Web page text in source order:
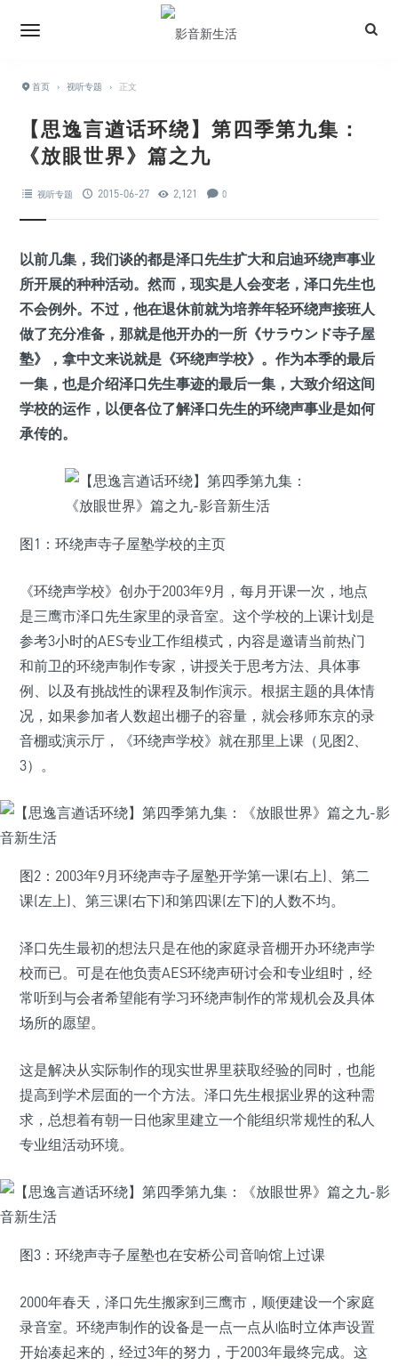
首页 › 视听专题 › 正文
【思逸言遒话环绕】第四季第九集：
《放眼世界》篇之九
视听专题 2015-06-27 2,121 0
以前几集，我们谈的都是泽口先生扩大和启迪环绕声事业
所开展的种种活动。然而，现实是人会变老，泽口先生也
不会例外。不过，他在退休前就为培养年轻环绕声接班人
做了充分准备，那就是他开办的一所《サラウンド寺子屋
塾》，拿中文来说就是《环绕声学校》。作为本季的最后
一集，也是介绍泽口先生事迹的最后一集，大致介绍这间
学校的运作，以便各位了解泽口先生的环绕声事业是如何
承传的。
图1：环绕声寺子屋塾学校的主页
《环绕声学校》创办于2003年9月，每月开课一次，地点
是三鹰市泽口先生家里的录音室。这个学校的上课计划是
参考3小时的AES专业工作组模式，内容是邀请当前热门
和前卫的环绕声制作专家，讲授关于思考方法、具体事
例、以及有挑战性的课程及制作演示。根据主题的具体情
况，如果参加者人数超出棚子的容量，就会移师东京的录
音棚或演示厅，《环绕声学校》就在那里上课（见图2、
3）。
图2：2003年9月环绕声寺子屋塾开学第一课(右上)、第二
课(左上)、第三课(右下)和第四课(左下)的人数不均。
泽口先生最初的想法只是在他的家庭录音棚开办环绕声学
校而已。可是在他负责AES环绕声研讨会和专业组时，经
常听到与会者希望能有学习环绕声制作的常规机会及具体
场所的愿望。
这是解决从实际制作的现实世界里获取经验的同时，也能
提高到学术层面的一个方法。泽口先生根据业界的这种需
求，总想着有朝一日他家里建立一个能组织常规性的私人
专业组活动环境。
图3：环绕声寺子屋塾也在安桥公司音响馆上过课
2000年春天，泽口先生搬家到三鹰市，顺便建设一个家庭
录音室。环绕声制作的设备是一点一点从临时立体声设置
开始凑起来的，经过3年的努力，于2003年最终完成。这